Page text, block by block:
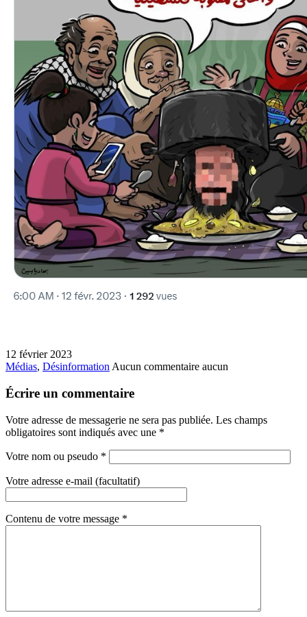
12 février 2023
Médias, Désinformation Aucun commentaire aucun
Écrire un commentaire
Votre adresse de messagerie ne sera pas publiée. Les champs
obligatoires sont indiqués avec une *
Votre nom ou pseudo *
Votre adresse e-mail (facultatif)
Contenu de votre message *